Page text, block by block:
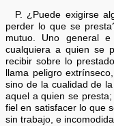
P. ¿Puede exigirse
perder lo que se
mutuo. Uno general
cualquiera a quien se
recibir sobre lo
llama peligro
sino de la cualidad de
aquel a quien se
fiel en satisfacer lo que
sin trabajo, e